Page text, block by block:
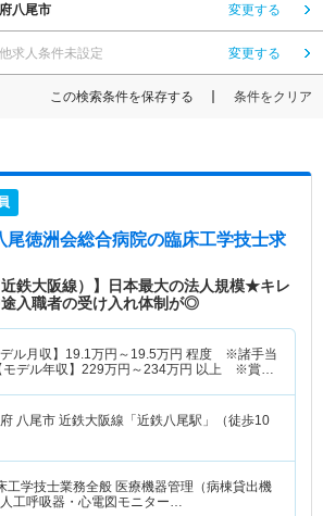
八尾市 変更する
求人条件未設定 変更する
この検索条件を保存する 条件をクリア
尾徳洲会総合病院の臨床工学技士求
近鉄大阪線）】日本最大の法人規模★キレ
入職者の受け入れ体制が◎
デル月収】 19.1万円～ 19.5万円 程度 ※諸手当
デル年収】 229万円～234万円 以上 ※賞与
八尾市 近鉄大阪線「近鉄八尾駅」（徒歩10
工学技士業務全般 医療機器管理（病棟貸出機
工呼吸器・心電図モニター…